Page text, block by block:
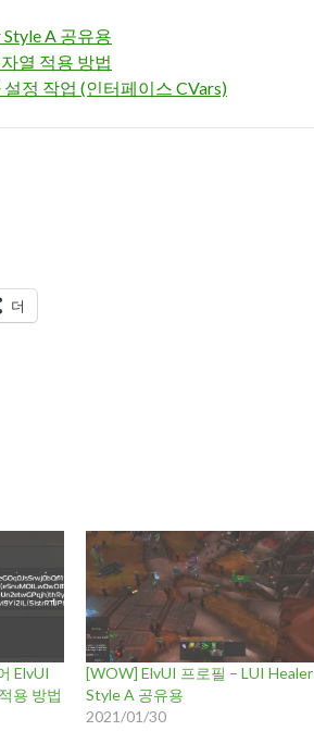
A 공유용
열 적용 방법
정 작업 (인터페이스 CVars)
더
ElvUI
용 방법
[WOW] ElvUI 프로필 – LUI Healer
Style A 공유용
2021/01/30